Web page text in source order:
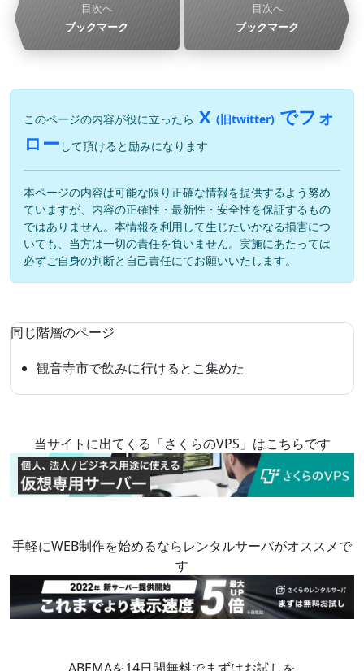
目次へ
ブックマーク
目次へ
ブックマーク
このページの内容が役に立ったら X (旧twitter) でフォ
ロー して頂けると励みになります
本ページの内容は可能な限り正確な情報を提供するよう努め
ていますが、内容の正確性・最新性・安全性を保証するもの
ではありません。本情報を利用して生じたいかなる損害につ
いても、当方は一切の責任を負いません。実施にあたっては
必ずご自身の判断と自己責任にてお願いいたします。
同じ階層のページ
観音寺市で飲みに行けるとこ集めた
当サイトに出てくる「さくらのVPS」はこちらです
手軽にWEB制作を始めるならレンタルサーバがオススメで
す